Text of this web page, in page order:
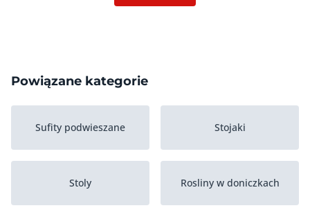
Powiązane kategorie
Sufity podwieszane Stojaki
Stoly Rosliny w doniczkach